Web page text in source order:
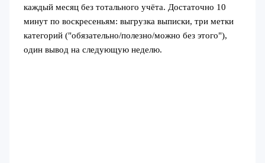
каждый месяц без тотального учёта. Достаточно 10
минут по воскресеньям: выгрузка выписки, три метки
категорий ("обязательно/полезно/можно без этого"),
один вывод на следующую неделю.